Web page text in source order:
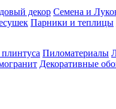
декор Семена и
Парники и теплицы
Пиломатериалы
Декоративные